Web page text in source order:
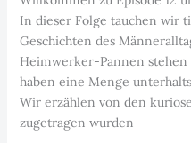
In dieser Folge tauchen wir
Geschichten des
Heimwerker-Pannen
haben eine Menge
Wir erzählen von den
zugetragen wurden